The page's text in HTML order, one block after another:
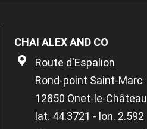
CHAI ALEX AND CO
Route d'Espalion
Rond-point Saint-Marc
12850 Onet-le-Château
lat. 44.3721 - lon. 2.592